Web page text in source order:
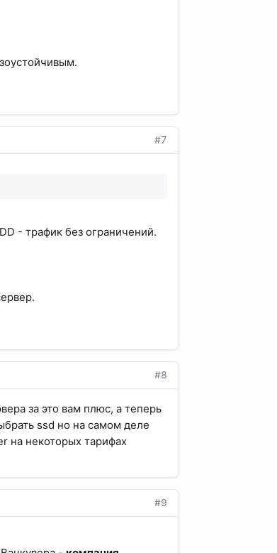
#7
- трафик без ограничений.
#8
за это вам плюс, а теперь
ssd но на самом деле
на некоторых тарифах
#9